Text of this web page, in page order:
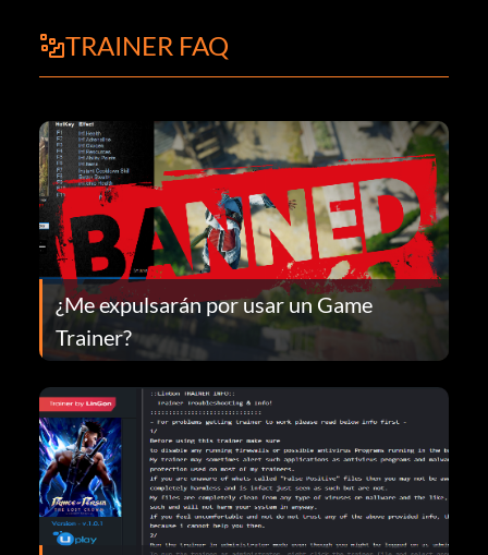
TRAINER FAQ
¿Me expulsarán por usar un Game
Trainer?